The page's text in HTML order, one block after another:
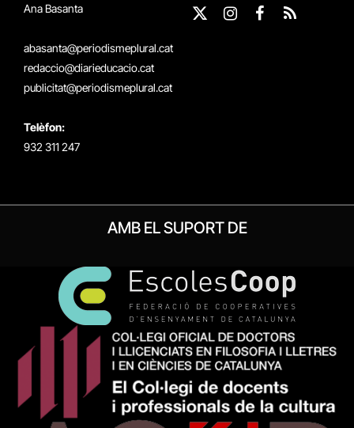
Ana Basanta
abasanta@periodismeplural.cat
redaccio@diarieducacio.cat
publicitat@periodismeplural.cat
Telèfon:
932 311 247
X
Instagram
Facebook
RSS
AMB EL SUPORT DE